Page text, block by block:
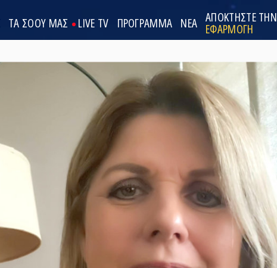
ΤΑ ΣΟΟΥ ΜΑΣ LIVE TV ΠΡΟΓΡΑΜΜΑ ΝΕΑ ΑΠΟΚΤΗΣΤΕ ΤΗΝ
ΕΦΑΡΜΟΓΗ